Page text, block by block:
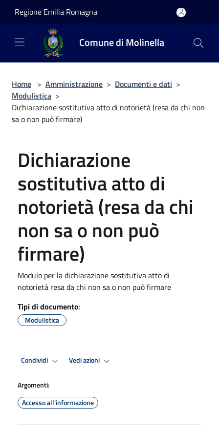
Regione Emilia Romagna
Comune di Molinella
Home > Amministrazione > Documenti e dati >
Modulistica >
Dichiarazione sostitutiva atto di notorietà (resa da chi non
sa o non può firmare)
Dichiarazione
sostitutiva atto di
notorietà (resa da chi
non sa o non può
firmare)
Modulo per la dichiarazione sostitutiva atto di
notorietà resa da chi non sa o non può firmare
Tipi di documento:
Modulistica
Condividi Vedi azioni
Argomenti:
Accesso all'informazione